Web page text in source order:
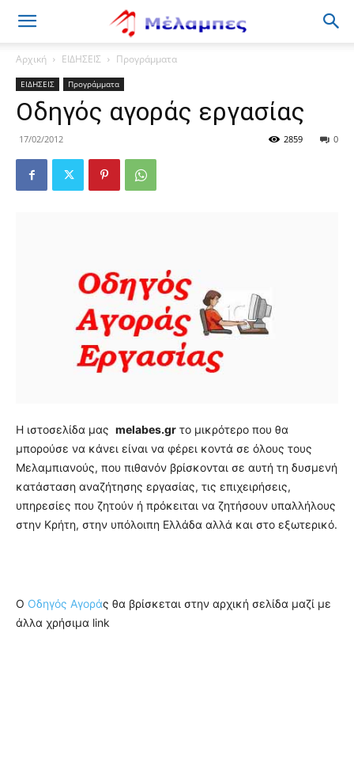
Μέλαμπες
Αρχική ΕΙΔΗΣΕΙΣ Προγράμματα
ΕΙΔΗΣΕΙΣ Προγράμματα
Οδηγός αγοράς εργασίας
17/02/2012 0
2859
Η ιστοσελίδα μας melabes.gr το μικρότερο που θα
μπορούσε να κάνει είναι να φέρει κοντά σε όλους τους
Μελαμπιανούς, που πιθανόν βρίσκονται σε αυτή τη δυσμενή
κατάσταση αναζήτησης εργασίας, τις επιχειρήσεις,
υπηρεσίες που ζητούν ή πρόκειται να ζητήσουν υπαλλήλους
στην Κρήτη, στην υπόλοιπη Ελλάδα αλλά και στο εξωτερικό.
Ο Οδηγός Αγοράς θα βρίσκεται στην αρχική σελίδα μαζί με
άλλα χρήσιμα link